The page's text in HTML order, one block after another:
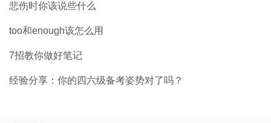
悲伤时你该说些什么
too和enough该怎么用
7招教你做好笔记
经验分享：你的四六级备考姿势对了吗？